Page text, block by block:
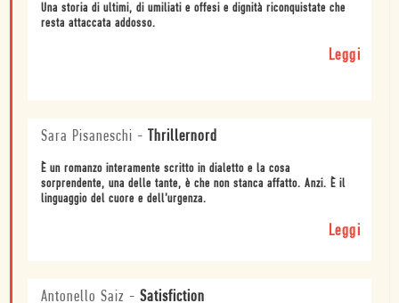
Una storia di ultimi, di umiliati e offesi e dignità riconquistate che
resta attaccata addosso.
Leggi
Sara Pisaneschi - Thrillernord
È un romanzo interamente scritto in dialetto e la cosa
sorprendente, una delle tante, è che non stanca affatto. Anzi. È il
linguaggio del cuore e dell’urgenza.
Leggi
Antonello Saiz - Satisfiction